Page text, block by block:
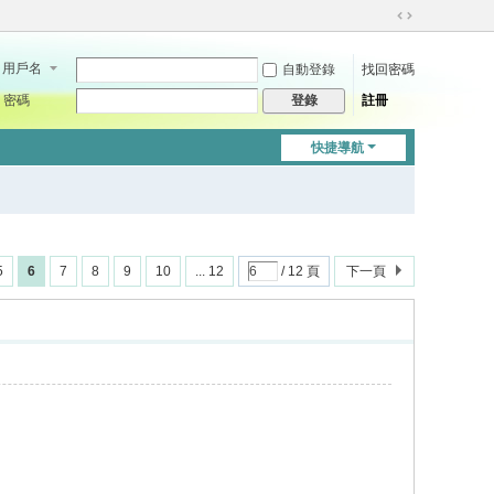
切
到
用戶名 自動登錄
找回密碼
密碼
登錄 註冊
快捷導航
6 7 8 9 10 ... 12 / 12 頁 下一頁